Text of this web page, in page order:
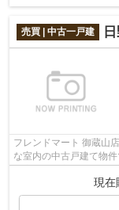
売買 | 中古一戸建
フレンドマート 御蔵山
な室内の中古戸建て物
不安を、豊富なスタッ
現在